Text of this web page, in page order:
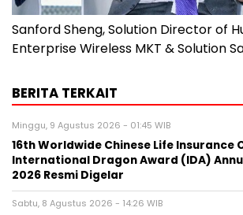
Sanford Sheng, Solution Director of
Enterprise Wireless MKT & Solution
BERITA TERKAIT
Minggu, 9 Agustus 2026 - 01:45 WIB
16th Worldwide Chinese Life Insurance
International Dragon Award (IDA)
2026 Resmi Digelar
Sabtu, 8 Agustus 2026 - 14:26 WIB